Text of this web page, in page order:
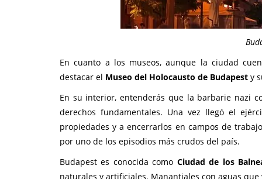
En cuanto a los museos, aunque la ciudad
destacar el Museo del Holocausto de Budapest y
En su interior, entenderás que la barbarie nazi
derechos fundamentales. Una vez llegó el
propiedades y a encerrarlos en campos de
por uno de los episodios más crudos del país.
Budapest es conocida como Ciudad de los
naturales y artificiales. Manantiales con aguas